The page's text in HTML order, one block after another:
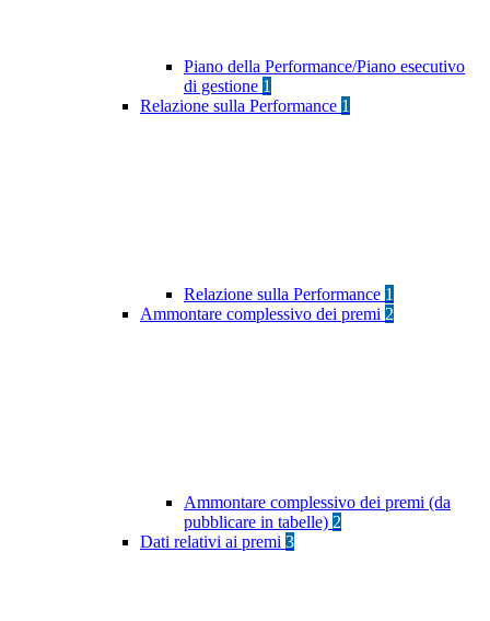
Piano della Performance/Piano esecutivo
di gestione 1
Relazione sulla Performance 1
Relazione sulla Performance 1
Ammontare complessivo dei premi 2
Ammontare complessivo dei premi (da
pubblicare in tabelle) 2
Dati relativi ai premi 3